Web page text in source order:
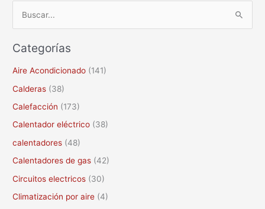
s
c
o
r
:
Categorías
Aire Acondicionado (141)
Calderas (38)
Calefacción (173)
Calentador eléctrico (38)
calentadores (48)
Calentadores de gas (42)
Circuitos electricos (30)
Climatización por aire (4)